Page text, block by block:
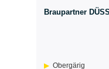
Braupartner
Obergärig